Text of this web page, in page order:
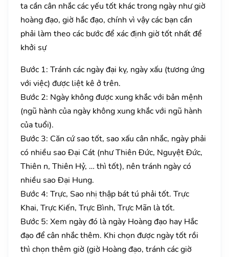
ta cần cân nhắc các yếu tốt khác trong ngày như giờ
hoàng đạo, giờ hắc đạo, chính vì vậy các bạn cần
phải làm theo các bước để xác định giờ tốt nhất để
khởi sự
Bước 1: Tránh các ngày đại kỵ, ngày xấu (tương ứng
với việc) được liệt kê ở trên.
Bước 2: Ngày không được xung khắc với bản mệnh
(ngũ hành của ngày không xung khắc với ngũ hành
của tuổi).
Bước 3: Căn cứ sao tốt, sao xấu cân nhắc, ngày phải
có nhiều sao Đại Cát (như Thiên Đức, Nguyệt Đức,
Thiên n, Thiên Hỷ, … thì tốt), nên tránh ngày có
nhiều sao Đại Hung.
Bước 4: Trực, Sao nhị thập bát tú phải tốt. Trực
Khai, Trực Kiến, Trực Bình, Trực Mãn là tốt.
Bước 5: Xem ngày đó là ngày Hoàng đạo hay Hắc
đạo để cân nhắc thêm. Khi chọn được ngày tốt rồi
thì chọn thêm giờ (giờ Hoàng đạo, tránh các giờ